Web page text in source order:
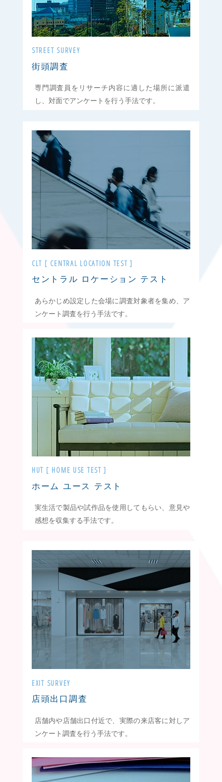
STREET SURVEY
街頭調査
専門調査員をリサーチ内容に適した場所に派遣
し、対面でアンケートを行う手法です。
CLT [ CENTRAL LOCATION TEST ]
セントラル ロケーション テスト
あらかじめ設定した会場に調査対象者を集め、ア
ンケート調査を行う手法です。
HUT [ HOME USE TEST ]
ホーム ユース テスト
実生活で製品や試作品を使用してもらい、意見や
感想を収集する手法です。
EXIT SURVEY
店頭出口調査
店舗内や店舗出口付近で、実際の来店客に対しア
ンケート調査を行う手法です。